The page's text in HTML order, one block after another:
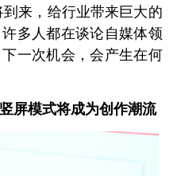
来，给行业带来巨大的
多人都在谈论自媒体领
一次机会，会产生在何
竖屏模式将成为创作潮流